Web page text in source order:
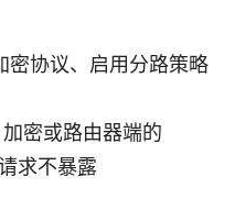
密协议、启用分路策略
密或路由器端的
求不暴露